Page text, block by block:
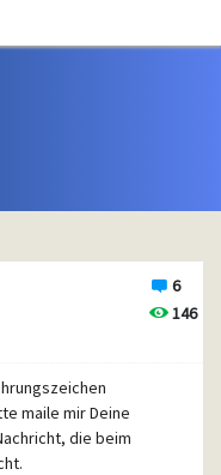
6
146
maile mir Deine
die beim